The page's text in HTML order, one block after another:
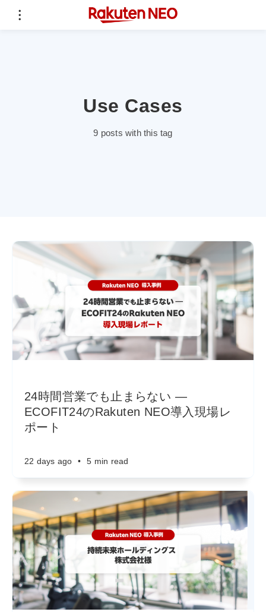
Use Cases
9 posts with this tag
24時間営業でも止まらない ―
ECOFIT24のRakuten NEO導入現場レ
ポート
22 days ago • 5 min read